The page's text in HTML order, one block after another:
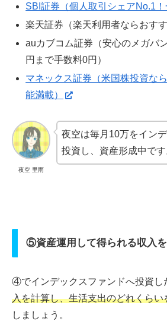
SBI証券（個人取引シェアNo.1！
楽天証券（楽天利用者ならおすす
auカブコム証券（安心のメガバ
円まで手数料0円）
マネックス証券（米国株投資な
能満載）
夜空 里雨
夜空は毎月10万をイン
投資し、資産形成中です
⑤資産運用して得られる収入
④でインデックスファンドへ投資し
入を計算し、生活支出のどれくらい
しましょう。